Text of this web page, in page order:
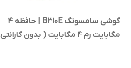
گوشی سامسونگ B310E | حافظه 4
مگابایت رم 4 مگابایت ( بدون گارانتی